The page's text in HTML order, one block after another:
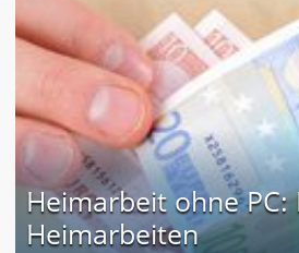
Heimarbeit ohne PC:
Heimarbeiten